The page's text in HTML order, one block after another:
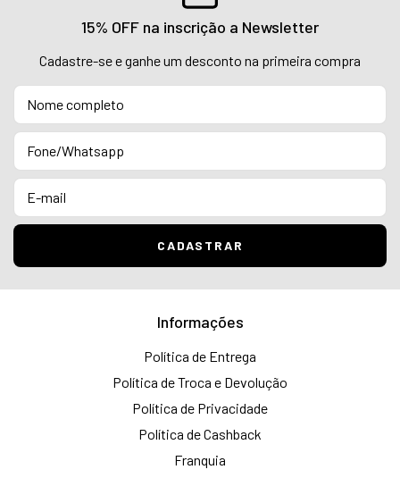
15% OFF na inscrição a Newsletter
Cadastre-se e ganhe um desconto na primeira compra
Informações
Política de Entrega
Política de Troca e Devolução
Política de Privacidade
Política de Cashback
Franquia